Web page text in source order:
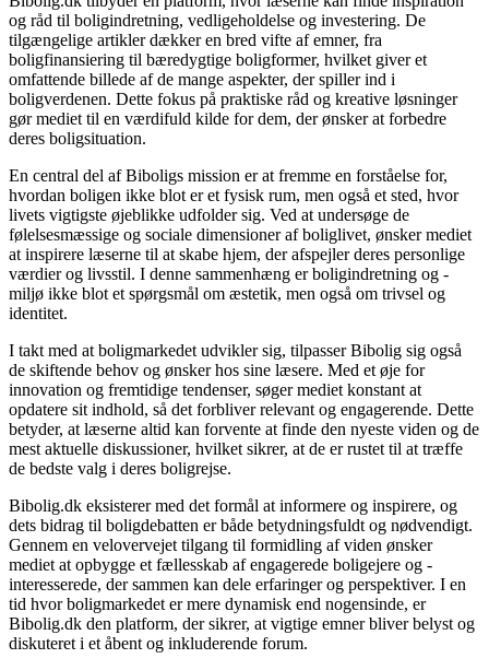
og råd til boligindretning, vedligeholdelse og investering. De
tilgængelige artikler dækker en bred vifte af emner, fra
boligfinansiering til bæredygtige boligformer, hvilket giver et
omfattende billede af de mange aspekter, der spiller ind i
boligverdenen. Dette fokus på praktiske råd og kreative løsninger
gør mediet til en værdifuld kilde for dem, der ønsker at forbedre
deres boligsituation.
En central del af Biboligs mission er at fremme en forståelse for,
hvordan boligen ikke blot er et fysisk rum, men også et sted, hvor
livets vigtigste øjeblikke udfolder sig. Ved at undersøge de
følelsesmæssige og sociale dimensioner af boliglivet, ønsker mediet
at inspirere læserne til at skabe hjem, der afspejler deres personlige
værdier og livsstil. I denne sammenhæng er boligindretning og -
miljø ikke blot et spørgsmål om æstetik, men også om trivsel og
identitet.
I takt med at boligmarkedet udvikler sig, tilpasser Bibolig sig også
de skiftende behov og ønsker hos sine læsere. Med et øje for
innovation og fremtidige tendenser, søger mediet konstant at
opdatere sit indhold, så det forbliver relevant og engagerende. Dette
betyder, at læserne altid kan forvente at finde den nyeste viden og de
mest aktuelle diskussioner, hvilket sikrer, at de er rustet til at træffe
de bedste valg i deres boligrejse.
Bibolig.dk eksisterer med det formål at informere og inspirere, og
dets bidrag til boligdebatten er både betydningsfuldt og nødvendigt.
Gennem en velovervejet tilgang til formidling af viden ønsker
mediet at opbygge et fællesskab af engagerede boligejere og -
interesserede, der sammen kan dele erfaringer og perspektiver. I en
tid hvor boligmarkedet er mere dynamisk end nogensinde, er
Bibolig.dk den platform, der sikrer, at vigtige emner bliver belyst og
diskuteret i et åbent og inkluderende forum.